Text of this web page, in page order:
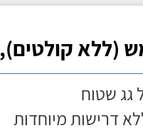
קולטים), 120 ליטר
גג שטוח
דרישות מיוחדות